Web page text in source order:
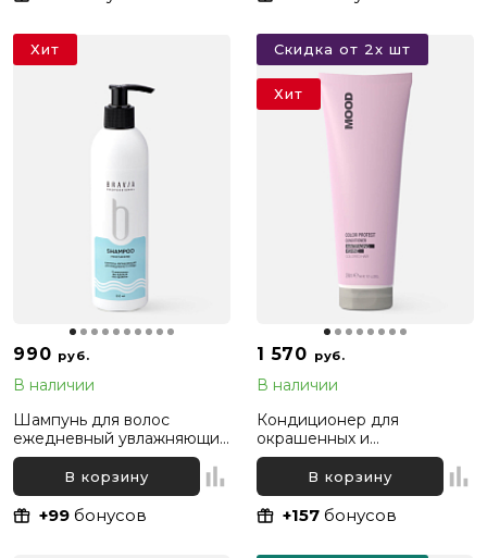
990 руб.
В наличии
Шампунь для волос
ежедневный увлажняющий
Bravia, 300 мл
В корзину
+99 бонусов
Хит
1 570 руб.
В наличии
Кондиционер для
окрашенных и
осветленных волос
«Защита Цвета» Mood Color
Protect Conditioner, 290 мл
В корзину
+157 бонусов
Скидка от 2х шт
Хит